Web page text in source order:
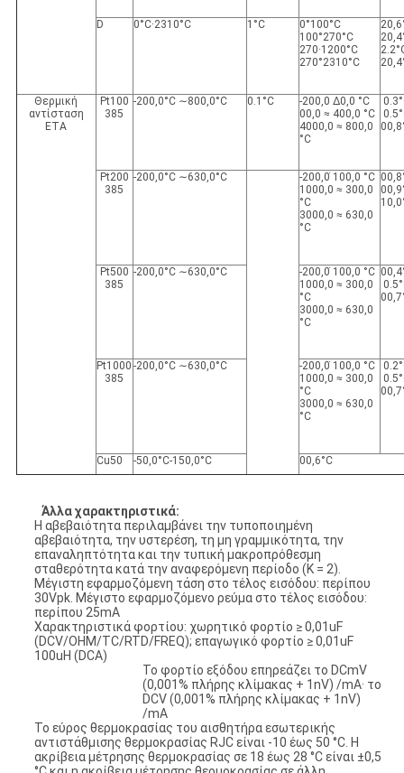
D 0°C·2310°C 1°C
0°100°C
100°270°C
270·1200°C
270°2310°C
Θερμική
αντίσταση
ΕΤΑ
Pt100
385
-200,0°C ∼800,0°C 0.1°C
-200,0 ∆0,0 °C
00,0 ≈ 400,0 °C
4000,0 ≈ 800,0
°C
Pt200
385
-200,0°C ∼630,0°C
-200,0 ̇100,0 °C
1000,0 ≈ 300,0
°C
3000,0 ≈ 630,0
°C
Pt500
385
-200,0°C ∼630,0°C
-200,0 ̇100,0 °C
1000,0 ≈ 300,0
°C
3000,0 ≈ 630,0
°C
Pt1000
385
-200,0°C ∼630,0°C
-200,0 ̇100,0 °C
1000,0 ≈ 300,0
°C
3000,0 ≈ 630,0
°C
Cu50 -50,0°C-150,0°C 00,6°C
Άλλα χαρακτηριστικά:
Η αβεβαιότητα περιλαμβάνει την τυποποιημένη
αβεβαιότητα, την υστερέση, τη μη γραμμικότητα, την
επαναληπτότητα και την τυπική μακροπρόθεσμη
σταθερότητα κατά την αναφερόμενη περίοδο (K = 2).
Μέγιστη εφαρμοζόμενη τάση στο τέλος εισόδου: περίπου
30Vpk. Μέγιστο εφαρμοζόμενο ρεύμα στο τέλος εισόδου:
περίπου 25mA
Χαρακτηριστικά φορτίου: χωρητικό φορτίο ≥ 0,01uF
(DCV/OHM/TC/RTD/FREQ); επαγωγικό φορτίο ≥ 0,01uF
100uH (DCA)
Το φορτίο εξόδου επηρεάζει το DCmV
(0,001% πλήρης κλίμακας + 1nV) /mA· το
DCV (0,001% πλήρης κλίμακας + 1nV)
/mA
Το εύρος θερμοκρασίας του αισθητήρα εσωτερικής
αντιστάθμισης θερμοκρασίας RJC είναι -10 έως 50 °C. Η
ακρίβεια μέτρησης θερμοκρασίας σε 18 έως 28 °C είναι ±0,5